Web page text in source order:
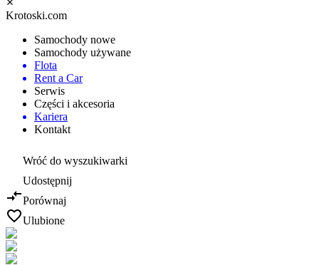
Krotoski.com
Samochody nowe
Samochody używane
Flota
Rent a Car
Serwis
Części i akcesoria
Kariera
Kontakt
Wróć do wyszukiwarki
Udostępnij
Porównaj
Ulubione